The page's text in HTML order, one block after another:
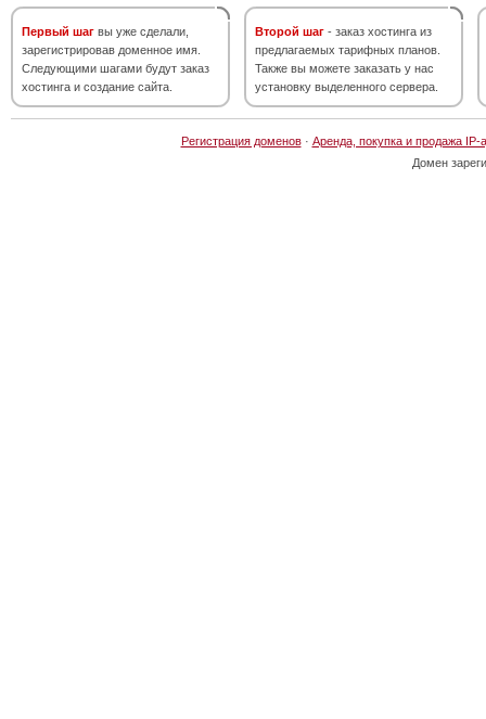
Первый шаг вы уже сделали,
зарегистрировав доменное имя.
Следующими шагами будут заказ
хостинга и создание сайта.
Второй шаг - заказ хостинга из
предлагаемых тарифных планов.
Также вы можете заказать у нас
установку выделенного сервера.
Регистрация доменов· Аренда, покупка и продажа IP-
Домен